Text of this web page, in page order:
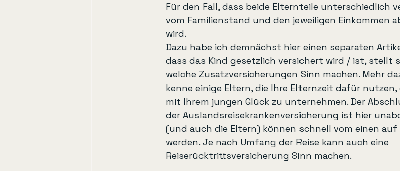
Für den Fall, dass beide Elternteile unterschiedlich
vom Familienstand und den jeweiligen Einkommen
wird.
Dazu habe ich demnächst hier einen separaten
dass das Kind gesetzlich versichert wird / ist, stellt
welche Zusatzversicherungen Sinn machen. Mehr
kenne einige Eltern, die Ihre Elternzeit dafür nutzen,
mit Ihrem jungen Glück zu unternehmen. Der
der Auslandsreisekrankenversicherung ist hier
(und auch die Eltern) können schnell vom einen auf
werden. Je nach Umfang der Reise kann auch eine
Reiserücktrittsversicherung Sinn machen.